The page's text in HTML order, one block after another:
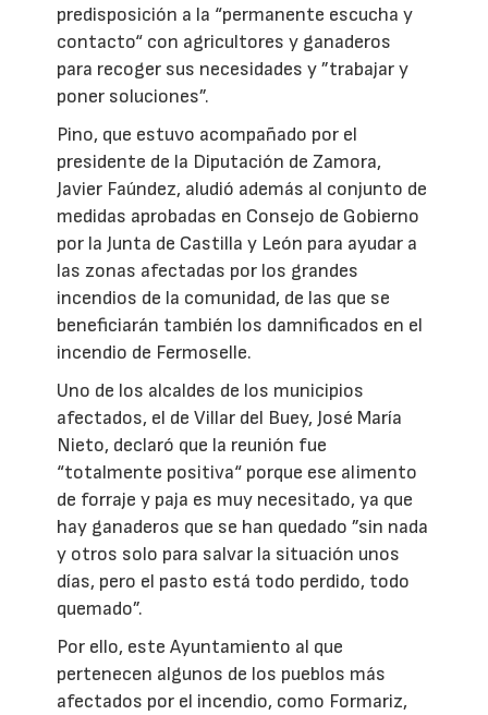
predisposición a la “permanente escucha y
contacto“ con agricultores y ganaderos
para recoger sus necesidades y ”trabajar y
poner soluciones”.
Pino, que estuvo acompañado por el
presidente de la Diputación de Zamora,
Javier Faúndez, aludió además al conjunto de
medidas aprobadas en Consejo de Gobierno
por la Junta de Castilla y León para ayudar a
las zonas afectadas por los grandes
incendios de la comunidad, de las que se
beneficiarán también los damnificados en el
incendio de Fermoselle.
Uno de los alcaldes de los municipios
afectados, el de Villar del Buey, José María
Nieto, declaró que la reunión fue
“totalmente positiva“ porque ese alimento
de forraje y paja es muy necesitado, ya que
hay ganaderos que se han quedado ”sin nada
y otros solo para salvar la situación unos
días, pero el pasto está todo perdido, todo
quemado”.
Por ello, este Ayuntamiento al que
pertenecen algunos de los pueblos más
afectados por el incendio, como Formariz,